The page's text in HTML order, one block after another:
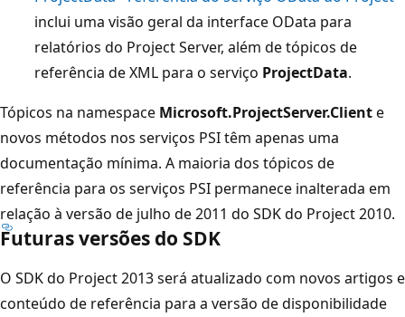
inclui uma visão geral da interface OData para
relatórios do Project Server, além de tópicos de
referência de XML para o serviço ProjectData.
Tópicos na namespace Microsoft.ProjectServer.Cliente
novos métodos nos serviços PSI têm apenas uma
documentação mínima. A maioria dos tópicos de
referência para os serviços PSI permanece inalterada em
relação à versão de julho de 2011 do SDK do Project 2010.
Futuras versões do SDK
O SDK do Project 2013 será atualizado com novos artigos e
conteúdo de referência para a versão de disponibilidade